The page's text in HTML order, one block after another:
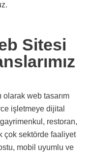
Sitesi
web tasarım
işletmeye dijital
restoran,
çok sektörde faaliyet
mobil uyumlu ve